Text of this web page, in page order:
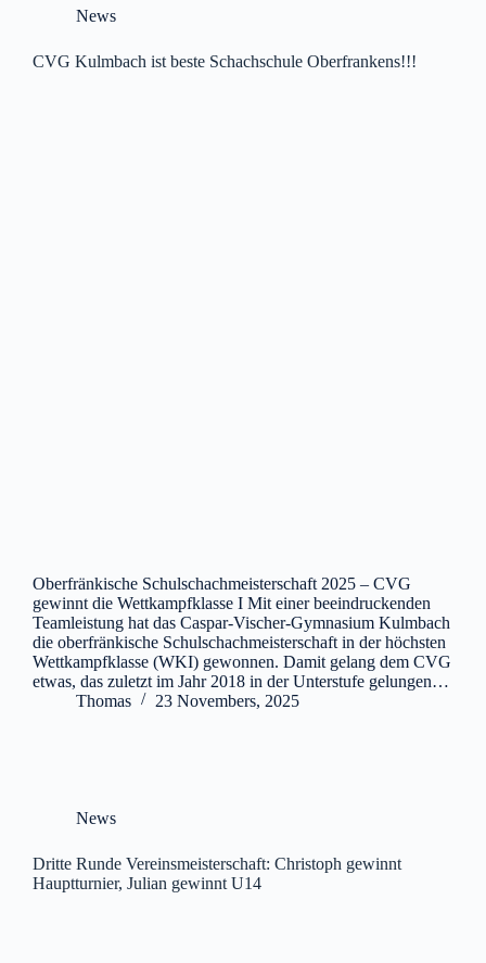
News
CVG Kulmbach ist beste Schachschule Oberfrankens!!!
Oberfränkische Schulschachmeisterschaft 2025 – CVG
gewinnt die Wettkampfklasse I Mit einer beeindruckenden
Teamleistung hat das Caspar-Vischer-Gymnasium Kulmbach
die oberfränkische Schulschachmeisterschaft in der höchsten
Wettkampfklasse (WKI) gewonnen. Damit gelang dem CVG
etwas, das zuletzt im Jahr 2018 in der Unterstufe gelungen…
Thomas
23 Novembers, 2025
News
Dritte Runde Vereinsmeisterschaft: Christoph gewinnt
Hauptturnier, Julian gewinnt U14